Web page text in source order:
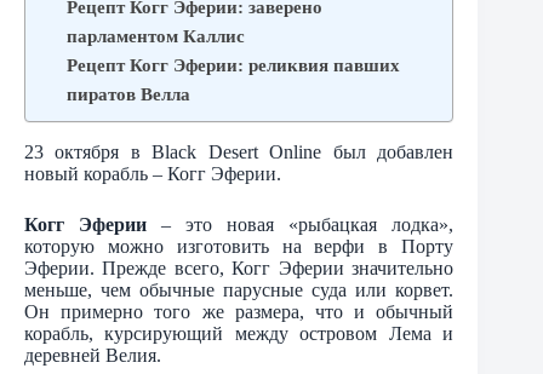
Рецепт Когг Эферии: заверено
парламентом Каллис
Рецепт Когг Эферии: реликвия павших
пиратов Велла
23 октября в Black Desert Online был добавлен
новый корабль – Когг Эферии.
Когг Эферии – это новая «рыбацкая лодка»,
которую можно изготовить на верфи в Порту
Эферии. Прежде всего, Когг Эферии значительно
меньше, чем обычные парусные суда или корвет.
Он примерно того же размера, что и обычный
корабль, курсирующий между островом Лема и
деревней Велия.